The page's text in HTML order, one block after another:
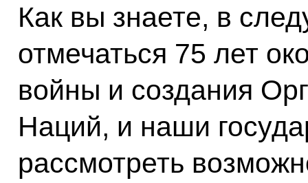
Как вы знаете, в
отмечаться 75 лет
войны и создания
Наций, и наши
рассмотреть